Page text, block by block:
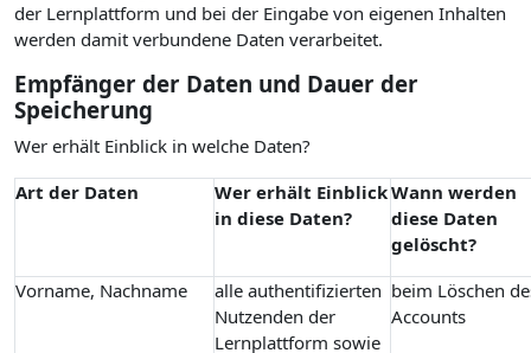
der Lernplattform und bei der Eingabe von eigenen Inhalten
werden damit verbundene Daten verarbeitet.
Empfänger der Daten und Dauer der
Speicherung
Wer erhält Einblick in welche Daten?
Art der Daten
Wer erhält Einblick
in diese Daten?
Wann werden
diese Daten
gelöscht?
Vorname, Nachname
alle authentifizierten
Nutzenden der
Lernplattform sowie
beim Löschen
Accounts